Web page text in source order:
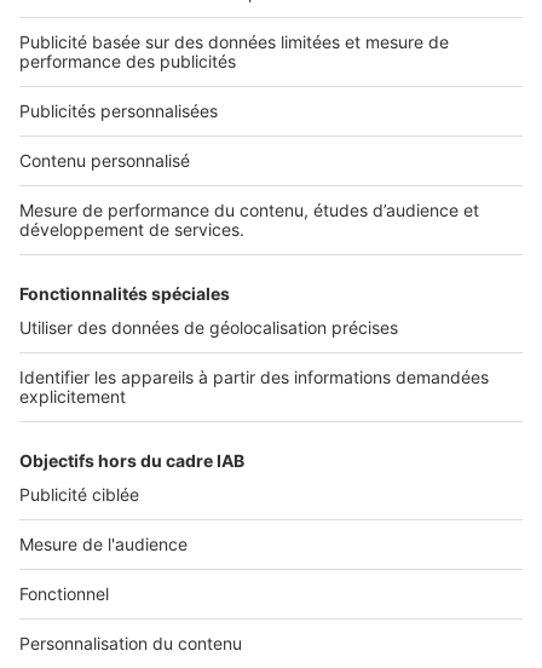
Découvrez nos applications
Services pro
Accès client
Informations légales
Politique Générale de Protection des Données
Charte éditeur
Paramétrer mes cookies